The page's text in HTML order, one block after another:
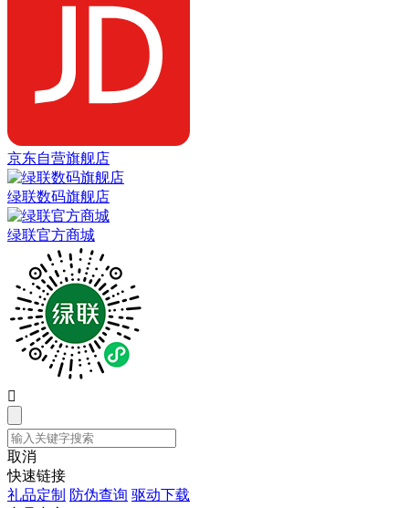
京东自营旗舰店
绿联数码旗舰店
绿联官方商城

取消
快速链接
礼品定制 防伪查询 驱动下载